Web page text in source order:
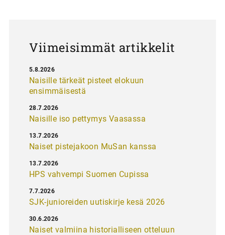
Viimeisimmät artikkelit
Naisille tärkeät pisteet elokuun
ensimmäisestä
5.8.2026
Naisille iso pettymys Vaasassa
28.7.2026
Naiset pistejakoon MuSan kanssa
13.7.2026
HPS vahvempi Suomen Cupissa
13.7.2026
SJK-junioreiden uutiskirje kesä 2026
7.7.2026
Naiset valmiina historialliseen otteluun
30.6.2026